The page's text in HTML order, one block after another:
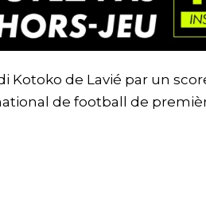
Kotoko de Lavié par un
de football de